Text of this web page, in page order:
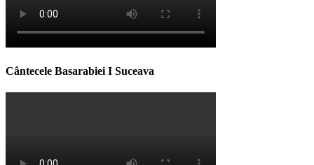
Cântecele Basarabiei I Suceava